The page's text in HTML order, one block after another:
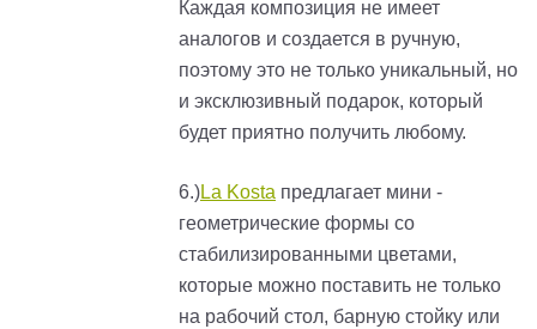
Каждая композиция не имеет
аналогов и создается в ручную,
поэтому это не только уникальный, но
и эксклюзивный подарок, который
будет приятно получить любому.
6.)La Kosta предлагает мини -
геометрические формы со
стабилизированными цветами,
которые можно поставить не только
на рабочий стол, барную стойку или